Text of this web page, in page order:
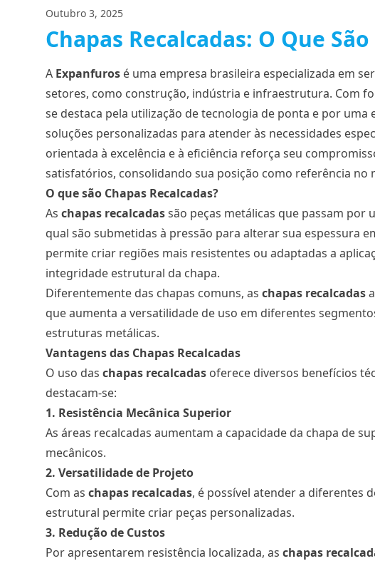
Outubro 3, 2025
Chapas Recalcadas: O Que
A Expanfuros é uma empresa brasileira especializada em
setores, como construção, indústria e infraestrutura. Com
se destaca pela utilização de tecnologia de ponta e por
soluções personalizadas para atender às necessidades
orientada à excelência e à eficiência reforça seu
satisfatórios, consolidando sua posição como referência no
O que são Chapas Recalcadas?
As chapas recalcadassão peças metálicas que passam por
qual são submetidas à pressão para alterar sua espessura
permite criar regiões mais resistentes ou adaptadas a
integridade estrutural da chapa.
Diferentemente das chapas comuns, as chapas recalcadas
que aumenta a versatilidade de uso em diferentes
estruturas metálicas.
Vantagens das Chapas Recalcadas
O uso das chapas recalcadas oferece diversos benefícios
destacam-se:
1. Resistência Mecânica Superior
As áreas recalcadas aumentam a capacidade da chapa de
mecânicos.
2. Versatilidade de Projeto
Com as chapas recalcadas, é possível atender a diferentes
estrutural permite criar peças personalizadas.
3. Redução de Custos
Por apresentarem resistência localizada, as chapas